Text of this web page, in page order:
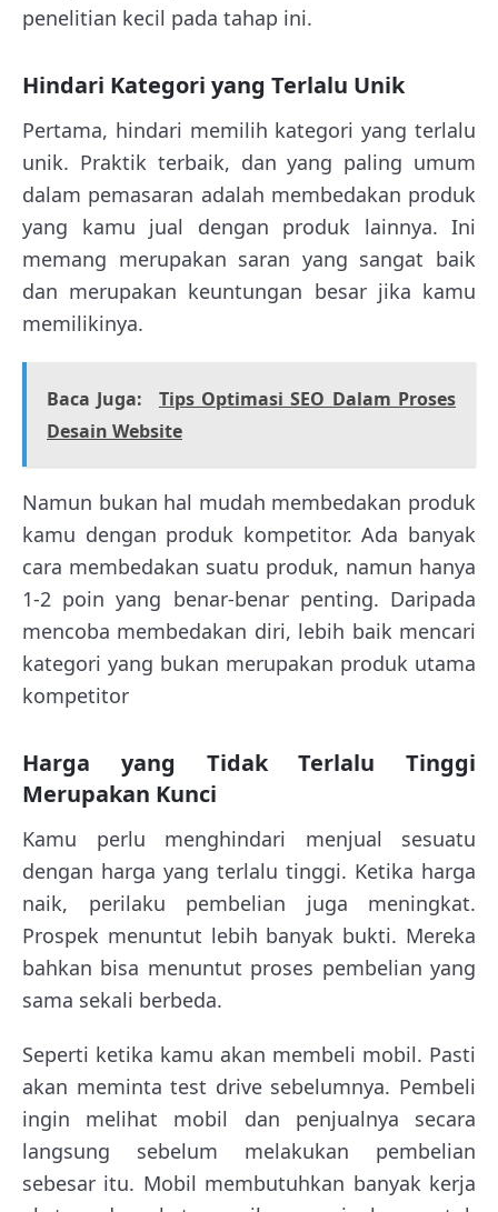
penelitian kecil pada tahap ini.
Hindari Kategori yang Terlalu Unik
Pertama, hindari memilih kategori yang terlalu
unik. Praktik terbaik, dan yang paling umum
dalam pemasaran adalah membedakan produk
yang kamu jual dengan produk lainnya. Ini
memang merupakan saran yang sangat baik
dan merupakan keuntungan besar jika kamu
memilikinya.
Baca Juga:
Tips Optimasi SEO Dalam Proses
Desain Website
Namun bukan hal mudah membedakan produk
kamu dengan produk kompetitor. Ada banyak
cara membedakan suatu produk, namun hanya
1-2 poin yang benar-benar penting. Daripada
mencoba membedakan diri, lebih baik mencari
kategori yang bukan merupakan produk utama
kompetitor
Harga yang Tidak Terlalu Tinggi
Merupakan Kunci
Kamu perlu menghindari menjual sesuatu
dengan harga yang terlalu tinggi. Ketika harga
naik, perilaku pembelian juga meningkat.
Prospek menuntut lebih banyak bukti. Mereka
bahkan bisa menuntut proses pembelian yang
sama sekali berbeda.
Seperti ketika kamu akan membeli mobil. Pasti
akan meminta test drive sebelumnya. Pembeli
ingin melihat mobil dan penjualnya secara
langsung sebelum melakukan pembelian
sebesar itu. Mobil membutuhkan banyak kerja